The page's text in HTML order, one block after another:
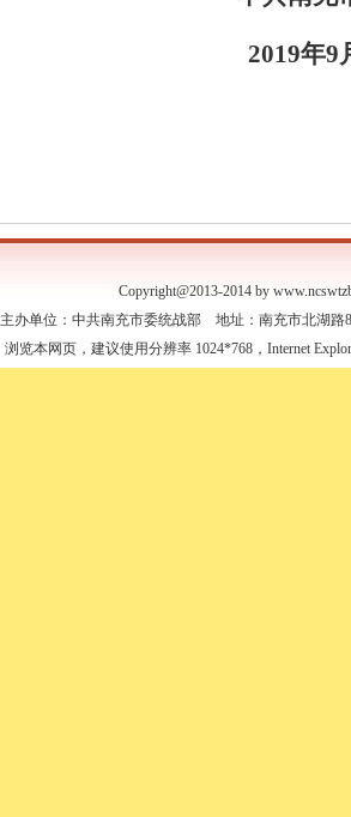
2019年9
Copyright@2013-2014 by
主办单位：中共南充市委统战部 地址：南充市北湖
浏览本网页，建议使用分辨率 1024*768，Internet